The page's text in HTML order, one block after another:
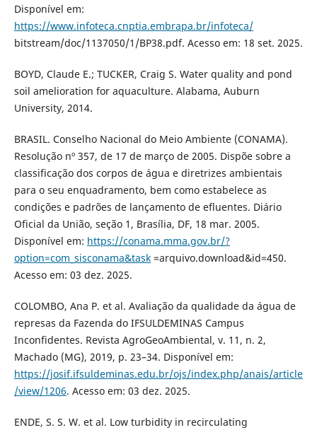
Disponível em:
https://www.infoteca.cnptia.embrapa.br/infoteca/
bitstream/doc/1137050/1/BP38.pdf. Acesso em: 18 set. 2025.
BOYD, Claude E.; TUCKER, Craig S. Water quality and pond
soil amelioration for aquaculture. Alabama, Auburn
University, 2014.
BRASIL. Conselho Nacional do Meio Ambiente (CONAMA).
Resolução nº 357, de 17 de março de 2005. Dispõe sobre a
classificação dos corpos de água e diretrizes ambientais
para o seu enquadramento, bem como estabelece as
condições e padrões de lançamento de efluentes. Diário
Oficial da União, seção 1, Brasília, DF, 18 mar. 2005.
Disponível em: https://conama.mma.gov.br/?
option=com_sisconama&task=arquivo.download&id=450.
Acesso em: 03 dez. 2025.
COLOMBO, Ana P. et al. Avaliação da qualidade da água de
represas da Fazenda do IFSULDEMINAS Campus
Inconfidentes. Revista AgroGeoAmbiental, v. 11, n. 2,
Machado (MG), 2019, p. 23–34. Disponível em:
https://josif.ifsuldeminas.edu.br/ojs/index.php/anais/article
/view/1206. Acesso em: 03 dez. 2025.
ENDE, S. S. W. et al. Low turbidity in recirculating